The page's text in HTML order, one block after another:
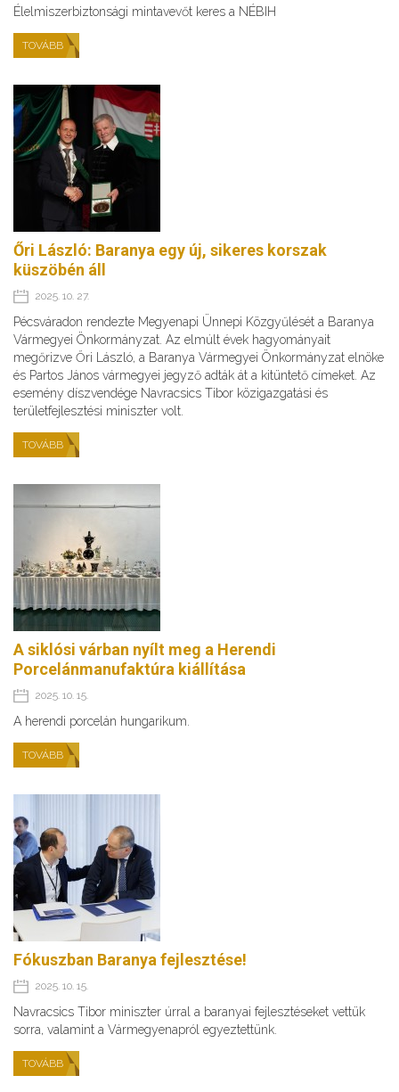
Élelmiszerbiztonsági mintavevőt keres a NÉBIH
TOVÁBB
Őri László: Baranya egy új, sikeres korszak
küszöbén áll
2025. 10. 27.
Pécsváradon rendezte Megyenapi Ünnepi Közgyűlését a Baranya
Vármegyei Önkormányzat. Az elmúlt évek hagyományait
megőrizve Őri László, a Baranya Vármegyei Önkormányzat elnöke
és Partos János vármegyei jegyző adták át a kitüntető címeket. Az
esemény díszvendége Navracsics Tibor közigazgatási és
területfejlesztési miniszter volt.
TOVÁBB
A siklósi várban nyílt meg a Herendi
Porcelánmanufaktúra kiállítása
2025. 10. 15.
A herendi porcelán hungarikum.
TOVÁBB
Fókuszban Baranya fejlesztése!
2025. 10. 15.
Navracsics Tibor miniszter úrral a baranyai fejlesztéseket vettük
sorra, valamint a Vármegyenapról egyeztettünk.
TOVÁBB